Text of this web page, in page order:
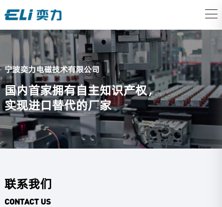
宁波奕力电磁技术有限公司
国内首家拥有自主知识产权，
实现进口替代的厂家
联系我们
CONTACT US